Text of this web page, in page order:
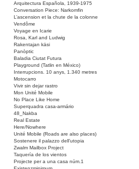
Arquitectura Española, 1939-1975
Conversation Piece: Narkomfin
L’ascension et la chute de la colonne
Vendôme
Voyage en Icarie
Rosa, Karl and Ludwig
Rakentajan käsi
Panòptic
Baladia Ciutat Futura
Playground (Tatlin en México)
Interrupcions. 10 anys, 1.340 metres
Motocarro
Vivir sin dejar rastro
Mon Unité Mobile
No Place Like Home
Superquadra casa-armário
48_Nakba
Real Estate
Here/Nowhere
Unité Mobile (Roads are also places)
Sostenere il palazzo dell’utopia
Zwalm Mailbox Project
Taquería de los vientos
Projecte per a una casa núm.1